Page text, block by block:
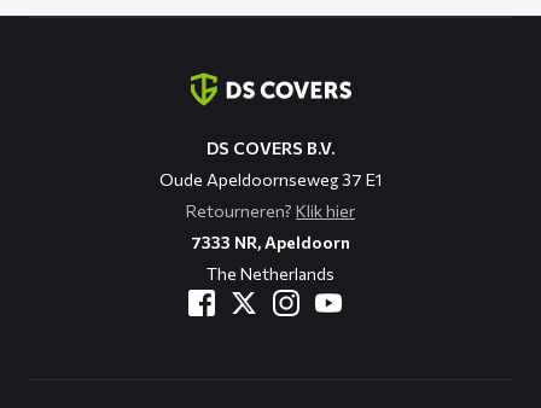
DS COVERS B.V.
Oude Apeldoornseweg 37 E1
Retourneren? Klik hier
7333 NR, Apeldoorn
The Netherlands